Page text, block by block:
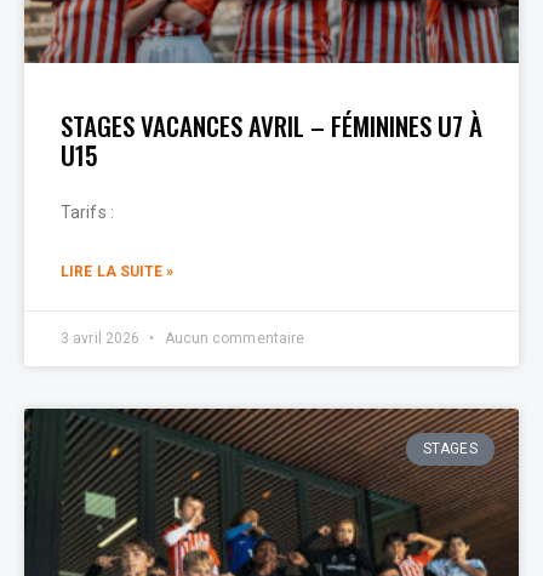
STAGES VACANCES AVRIL – FÉMININES U7 À
U15
Tarifs :
LIRE LA SUITE »
3 avril 2026 Aucun commentaire
STAGES